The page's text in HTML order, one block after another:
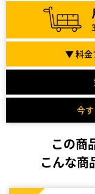
▼ 料金
今
この商
こんな商